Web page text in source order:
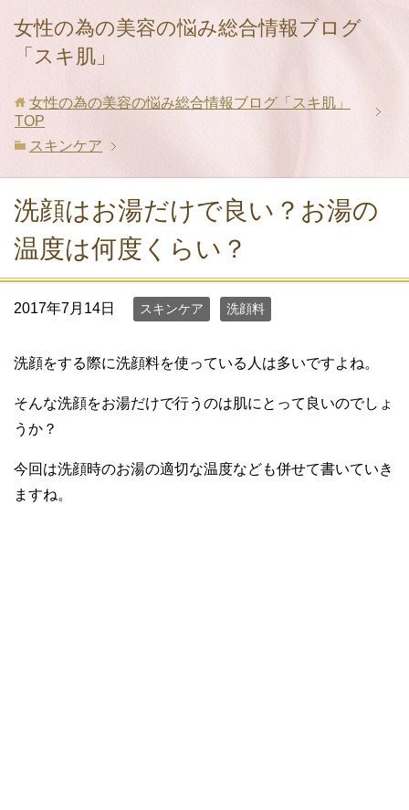
女性の為の美容の悩み総合情報ブログ
「スキ肌」
女性の為の美容の悩み総合情報ブログ「スキ肌」
TOP
スキンケア
洗顔はお湯だけで良い？お湯の
温度は何度くらい？
2017年7月14日 スキンケア 洗顔料
洗顔をする際に洗顔料を使っている人は多いですよね。
そんな洗顔をお湯だけで行うのは肌にとって良いのでしょ
うか？
今回は洗顔時のお湯の適切な温度なども併せて書いていき
ますね。